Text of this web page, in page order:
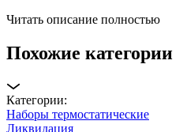
Читать описание полностью
Похожие категории
Категории:
Наборы термостатические
Ликвидация